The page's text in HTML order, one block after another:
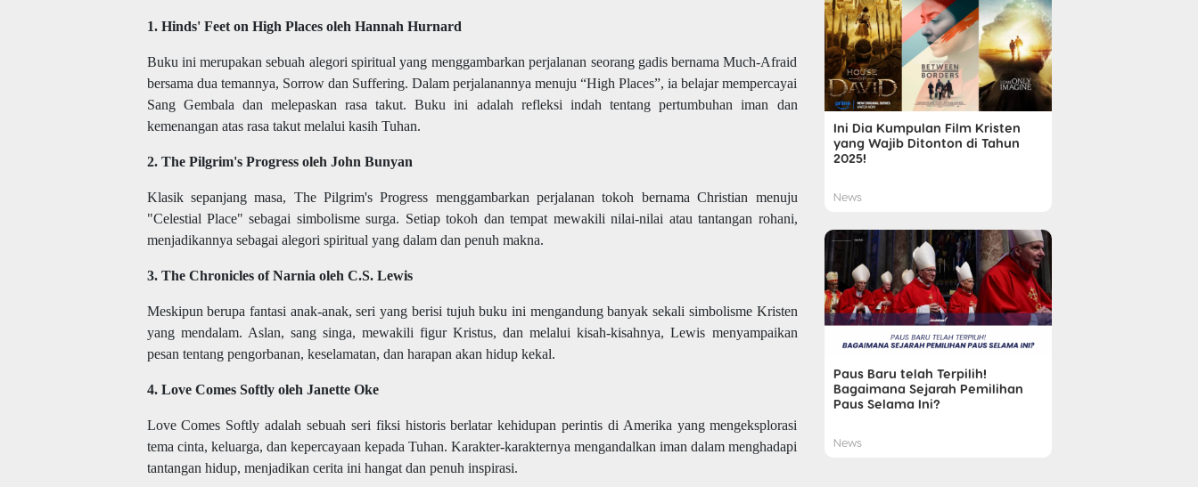
1. Hinds' Feet on High Places oleh Hannah Hurnard
Buku ini merupakan sebuah alegori spiritual yang menggambarkan perjalanan seorang gadis bernama Much-Afraid
bersama dua temannya, Sorrow dan Suffering. Dalam perjalanannya menuju “High Places”, ia belajar mempercayai
Sang Gembala dan melepaskan rasa takut. Buku ini adalah refleksi indah tentang pertumbuhan iman dan
kemenangan atas rasa takut melalui kasih Tuhan.
2. The Pilgrim's Progress oleh John Bunyan
Klasik sepanjang masa, The Pilgrim's Progress menggambarkan perjalanan tokoh bernama Christian menuju
"Celestial Place" sebagai simbolisme surga. Setiap tokoh dan tempat mewakili nilai-nilai atau tantangan rohani,
menjadikannya sebagai alegori spiritual yang dalam dan penuh makna.
3. The Chronicles of Narnia oleh C.S. Lewis
Meskipun berupa fantasi anak-anak, seri yang berisi tujuh buku ini mengandung banyak sekali simbolisme Kristen
yang mendalam. Aslan, sang singa, mewakili figur Kristus, dan melalui kisah-kisahnya, Lewis menyampaikan
pesan tentang pengorbanan, keselamatan, dan harapan akan hidup kekal.
4. Love Comes Softly oleh Janette Oke
Love Comes Softly adalah sebuah seri fiksi historis berlatar kehidupan perintis di Amerika yang mengeksplorasi
tema cinta, keluarga, dan kepercayaan kepada Tuhan. Karakter-karakternya mengandalkan iman dalam menghadapi
tantangan hidup, menjadikan cerita ini hangat dan penuh inspirasi.
Ini Dia Kumpulan Film Kristen
yang Wajib Ditonton di Tahun
2025!
News
Paus Baru telah Terpilih!
Bagaimana Sejarah Pemilihan
Paus Selama Ini?
News